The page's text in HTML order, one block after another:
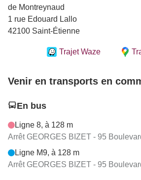
de Montreynaud
1 rue Edouard Lallo
42100 Saint-Étienne
Trajet Waze
Venir en transports en
En bus
Ligne 8, à 128 m
Arrêt GEORGES BIZET - 95
Ligne M9, à 128 m
Arrêt GEORGES BIZET - 95